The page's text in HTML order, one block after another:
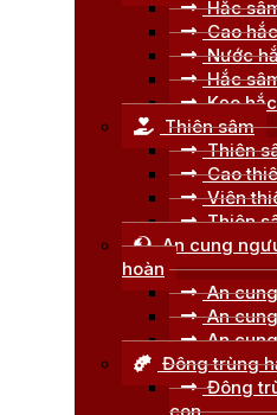
Hắc
Cao
Nước
Hắc
Kẹo
Thiên sâm
Thiên
Cao
Viên
Thiên
An cung
hoàn
An
An
An
Đông trùng
Đông